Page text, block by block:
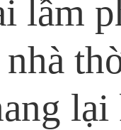
lầm